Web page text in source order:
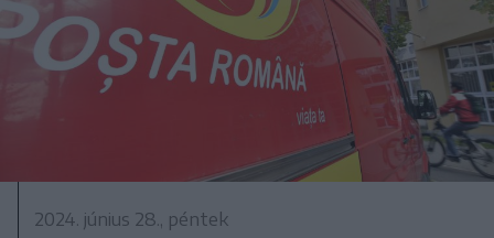
2024. június 28., péntek